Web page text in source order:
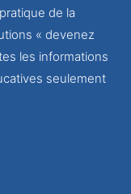
de la
« devenez
les informations
seulement